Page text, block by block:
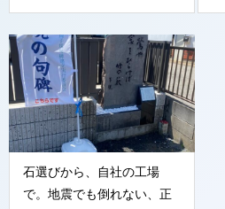
石選びから、自社の工場
で。地震でも倒れない、正